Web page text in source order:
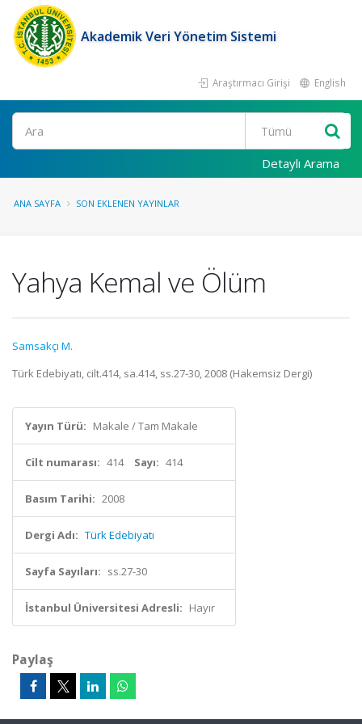
Akademik Veri Yönetim Sistemi
Araştırmacı Girişi English
Ara
Detaylı Arama
ANA SAYFA SON EKLENEN YAYINLAR
Yahya Kemal ve Ölüm
Samsakçı M.
Türk Edebiyatı, cilt.414, sa.414, ss.27-30, 2008 (Hakemsiz Dergi)
Yayın Türü: Makale / Tam Makale
Cilt numarası: 414 Sayı: 414
Basım Tarihi: 2008
Dergi Adı: Türk Edebiyatı
Sayfa Sayıları: ss.27-30
İstanbul Üniversitesi Adresli: Hayır
Paylaş